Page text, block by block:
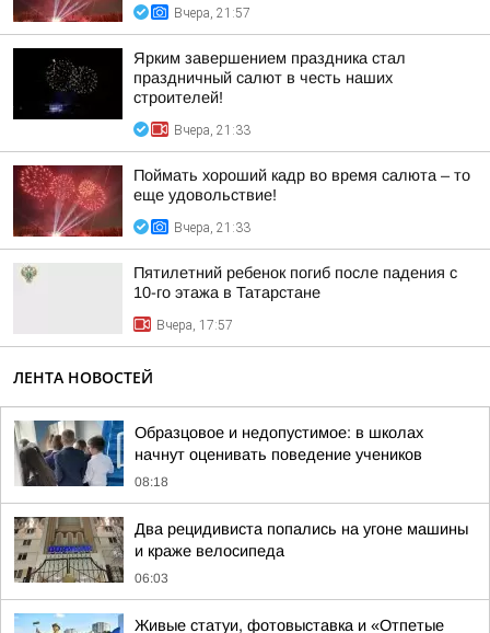
Вчера, 21:57
Ярким завершением праздника стал
праздничный салют в честь наших
строителей!
Вчера, 21:33
Поймать хороший кадр во время салюта – то
еще удовольствие!
Вчера, 21:33
Пятилетний ребенок погиб после падения с
10-го этажа в Татарстане
Вчера, 17:57
ЛЕНТА НОВОСТЕЙ
Образцовое и недопустимое: в школах
начнут оценивать поведение учеников
08:18
Два рецидивиста попались на угоне машины
и краже велосипеда
06:03
Живые статуи, фотовыставка и «Отпетые